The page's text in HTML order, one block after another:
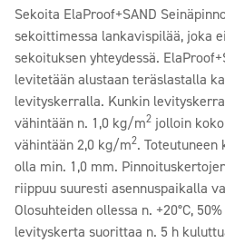
Sekoita ElaProof+SAND
sekoittimessa lankavispilää, joka
sekoituksen yhteydessä.
levitetään alustaan teräslastalla
levityskerralla. Kunkin
vähintään n. 1,0 kg/m2 jolloin
vähintään 2,0 kg/m2.
olla min. 1,0 mm.
riippuu suuresti asennuspaikalla
Olosuhteiden ollessa n. +20°C,
levityskerta suorittaa n. 5 h